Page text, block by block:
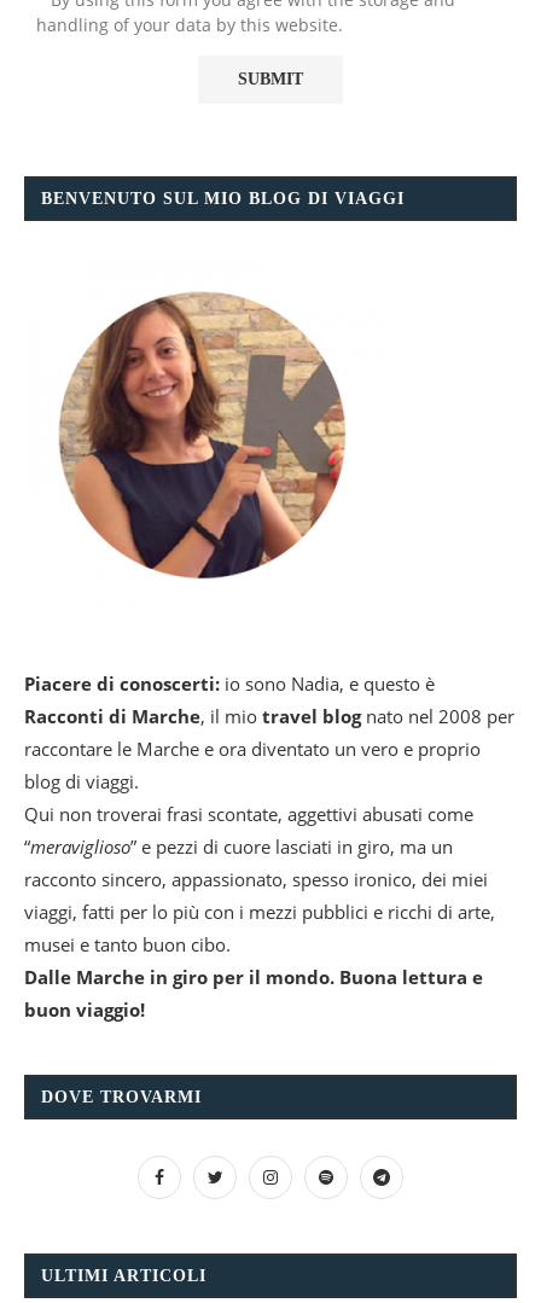
handling of your data by this website.
BENVENUTO SUL MIO BLOG DI VIAGGI
Piacere di conoscerti: io sono Nadia, e questo è
Racconti di Marche, il mio travel blognato nel 2008 per
raccontare le Marche e ora diventato un vero e proprio
blog di viaggi.
Qui non troverai frasi scontate, aggettivi abusati come
“meraviglioso” e pezzi di cuore lasciati in giro, ma un
racconto sincero, appassionato, spesso ironico, dei miei
viaggi, fatti per lo più con i mezzi pubblici e ricchi di arte,
musei e tanto buon cibo.
Dalle Marche in giro per il mondo. Buona lettura e
buon viaggio!
DOVE TROVARMI
ULTIMI ARTICOLI